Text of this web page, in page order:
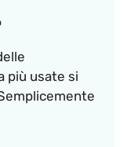
più usate si